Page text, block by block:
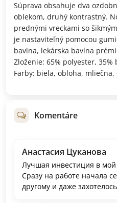
Súprava obsahuje dva
oblekom, druhý kontrastný.
prednými vreckami so
je nastaviteľný pomocou
bavlna, lekárska bavlna
Zloženie: 65% polyester,
Farby: biela, obloha, mliečna,
Komentáre
Анастасия Цуканова
Лучшая инвестиция в
Сразу на работе начала
другому и даже